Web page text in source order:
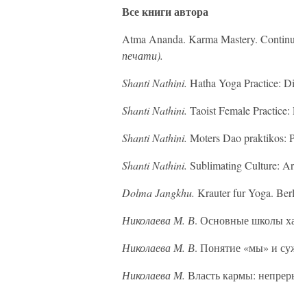
Все книги автора
Atma Ananda. Karma Mastery.
печати).
Shanti Nathini. Hatha Yoga Practice:
Shanti Nathini. Taoist Female
Shanti Nathini. Moters Dao praktikos:
Shanti Nathini. Sublimating Culture:
Dolma Jangkhu. Krauter fur Yoga.
Николаева М. В. Основные школы
Николаева М. В. Понятие «мы» и
Николаева М. Власть кармы: